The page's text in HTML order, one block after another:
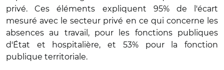
privé. Ces éléments expliquent 95% de l'écart
mesuré avec le secteur privé en ce qui concerne les
absences au travail, pour les fonctions publiques
d'État et hospitalière, et 53% pour la fonction
publique territoriale.